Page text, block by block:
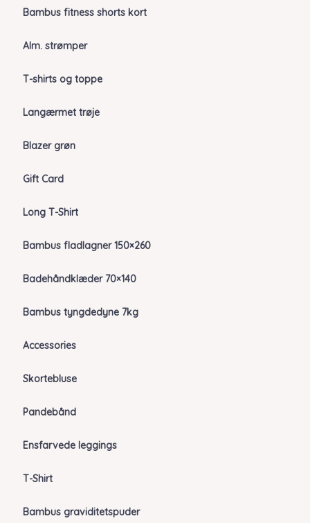
Bambus fitness shorts kort
Alm. strømper
T-shirts og toppe
Langærmet trøje
Blazer grøn
Gift Card
Long T-Shirt
Bambus fladlagner 150×260
Badehåndklæder 70×140
Bambus tyngdedyne 7kg
Accessories
Skortebluse
Pandebånd
Ensfarvede leggings
T-Shirt
Bambus graviditetspuder